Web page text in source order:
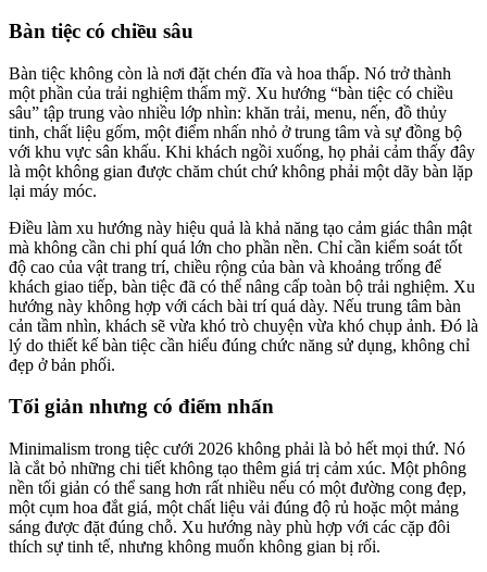
Bàn tiệc có chiều sâu
Bàn tiệc không còn là nơi đặt chén đĩa và hoa thấp. Nó trở thành
một phần của trải nghiệm thẩm mỹ. Xu hướng “bàn tiệc có chiều
sâu” tập trung vào nhiều lớp nhìn: khăn trải, menu, nến, đồ thủy
tinh, chất liệu gốm, một điểm nhấn nhỏ ở trung tâm và sự đồng bộ
với khu vực sân khấu. Khi khách ngồi xuống, họ phải cảm thấy đây
là một không gian được chăm chút chứ không phải một dãy bàn lặp
lại máy móc.
Điều làm xu hướng này hiệu quả là khả năng tạo cảm giác thân mật
mà không cần chi phí quá lớn cho phần nền. Chỉ cần kiểm soát tốt
độ cao của vật trang trí, chiều rộng của bàn và khoảng trống để
khách giao tiếp, bàn tiệc đã có thể nâng cấp toàn bộ trải nghiệm. Xu
hướng này không hợp với cách bài trí quá dày. Nếu trung tâm bàn
cản tầm nhìn, khách sẽ vừa khó trò chuyện vừa khó chụp ảnh. Đó là
lý do thiết kế bàn tiệc cần hiểu đúng chức năng sử dụng, không chỉ
đẹp ở bản phối.
Tối giản nhưng có điểm nhấn
Minimalism trong tiệc cưới 2026 không phải là bỏ hết mọi thứ. Nó
là cắt bỏ những chi tiết không tạo thêm giá trị cảm xúc. Một phông
nền tối giản có thể sang hơn rất nhiều nếu có một đường cong đẹp,
một cụm hoa đắt giá, một chất liệu vải đúng độ rủ hoặc một mảng
sáng được đặt đúng chỗ. Xu hướng này phù hợp với các cặp đôi
thích sự tinh tế, nhưng không muốn không gian bị rối.